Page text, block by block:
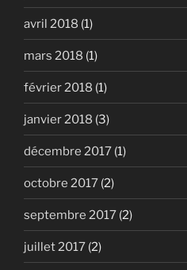
avril 2018 (1)
mars 2018 (1)
février 2018 (1)
janvier 2018 (3)
décembre 2017 (1)
octobre 2017 (2)
septembre 2017 (2)
juillet 2017 (2)